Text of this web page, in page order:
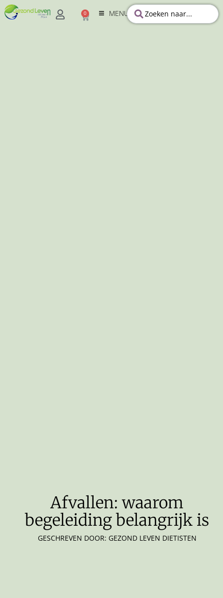
0 MENU
Afvallen: waarom
begeleiding belangrijk is
GESCHREVEN DOOR: GEZOND LEVEN DIETISTEN